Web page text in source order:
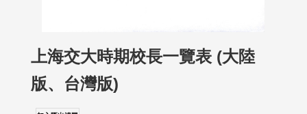
上海交大時期校長一覽表 (大陸
版、台灣版)